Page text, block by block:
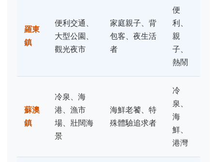
羅東
鎮
便利交通、
大型公園、
觀光夜市
家庭親子、背
包客、夜生活
者
便
利、
親
子、
熱鬧
蘇澳
鎮
冷泉、海
港、漁市
場、壯闊海
景
海鮮老饕、特
殊體驗追求者
冷
泉、
海
鮮、
港灣